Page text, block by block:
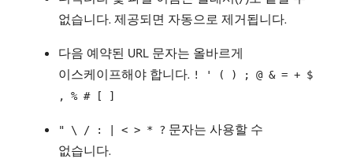
없습니다. 제공되면 자동으로 제거됩니다.
다음 예약된 URL 문자는 올바르게
이스케이프해야 합니다. ! ' ( ) ; @ & = + $
, % # [ ]
" \ / : | < > * ? 문자는 사용할 수
없습니다.